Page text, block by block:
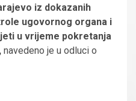
iz dokazanih
ugovornog organa i
u vrijeme pokretanja
navedeno je u odluci o